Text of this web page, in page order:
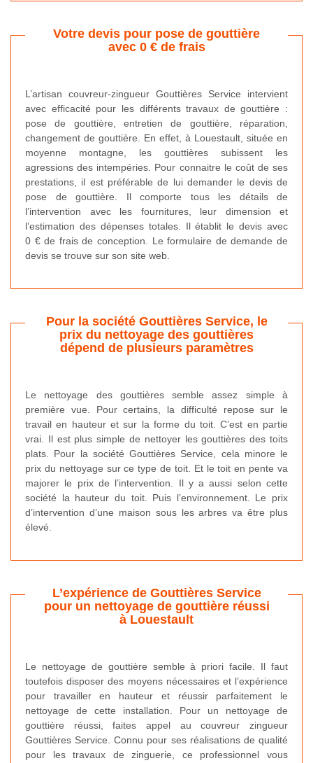
Votre devis pour pose de gouttière
avec 0 € de frais
L’artisan couvreur-zingueur Gouttières Service intervient
avec efficacité pour les différents travaux de gouttière :
pose de gouttière, entretien de gouttière, réparation,
changement de gouttière. En effet, à Louestault, située en
moyenne montagne, les gouttières subissent les
agressions des intempéries. Pour connaitre le coût de ses
prestations, il est préférable de lui demander le devis de
pose de gouttière. Il comporte tous les détails de
l’intervention avec les fournitures, leur dimension et
l’estimation des dépenses totales. Il établit le devis avec
0 € de frais de conception. Le formulaire de demande de
devis se trouve sur son site web.
Pour la société Gouttières Service, le
prix du nettoyage des gouttières
dépend de plusieurs paramètres
Le nettoyage des gouttières semble assez simple à
première vue. Pour certains, la difficulté repose sur le
travail en hauteur et sur la forme du toit. C’est en partie
vrai. Il est plus simple de nettoyer les gouttières des toits
plats. Pour la société Gouttières Service, cela minore le
prix du nettoyage sur ce type de toit. Et le toit en pente va
majorer le prix de l’intervention. Il y a aussi selon cette
société la hauteur du toit. Puis l’environnement. Le prix
d’intervention d’une maison sous les arbres va être plus
élevé.
L’expérience de Gouttières Service
pour un nettoyage de gouttière réussi
à Louestault
Le nettoyage de gouttière semble à priori facile. Il faut
toutefois disposer des moyens nécessaires et l’expérience
pour travailler en hauteur et réussir parfaitement le
nettoyage de cette installation. Pour un nettoyage de
gouttière réussi, faites appel au couvreur zingueur
Gouttières Service. Connu pour ses réalisations de qualité
pour les travaux de zinguerie, ce professionnel vous